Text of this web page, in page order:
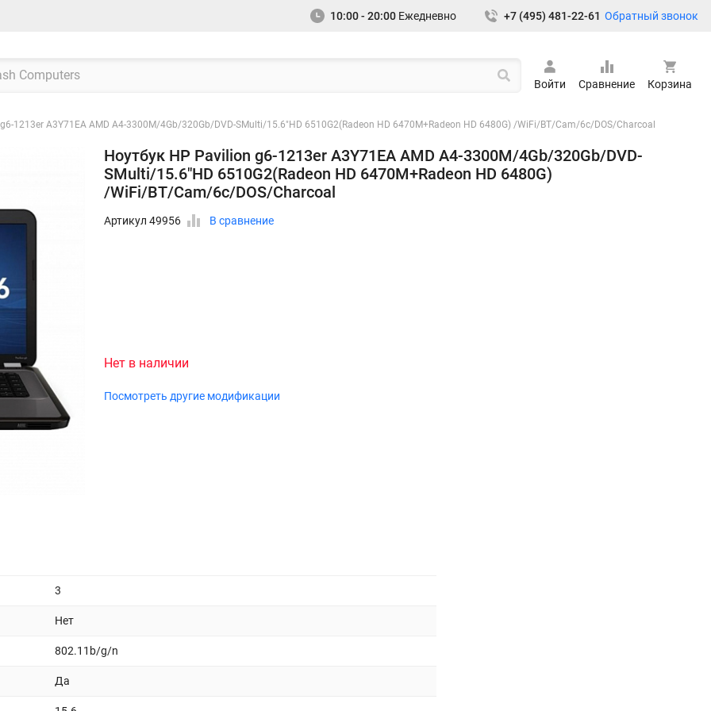
10:00 - 20:00 Ежедневно +7 (495) 481-22-61 Обратный звонок
Войти Сравнение Корзина
1213er A3Y71EA AMD A4-3300M/4Gb/320Gb/DVD-SMulti/15.6"HD 6510G2(Radeon HD 6470M+Radeon HD 6480G) /WiFi/BT/Cam/6c/DOS/Charcoal
Ноутбук HP Pavilion g6-1213er A3Y71EA AMD A4-3300M/4Gb/320Gb/DVD-
SMulti/15.6"HD 6510G2(Radeon HD 6470M+Radeon HD 6480G)
/WiFi/BT/Cam/6c/DOS/Charcoal
Артикул 49956 В сравнение
Нет в наличии
Посмотреть другие модификации
3
Нет
802.11b/g/n
Да